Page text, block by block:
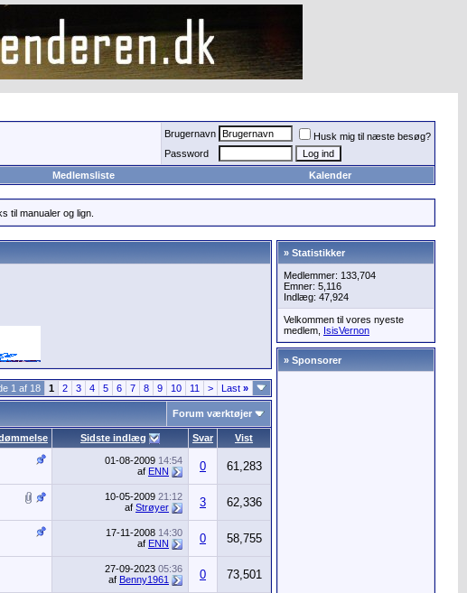
Brugernavn
Husk mig til næste besøg?
Password
Medlemsliste Kalender
til manualer og lign.
1 af 18 1 2 3 4 5 6 7 8 9 10 11 > Last »
Forum værktøjer
Sidste indlæg Svar Vist
01-08-2009 14:54
af ENN 0 61,283
10-05-2009 21:12
af Strøyer 3 62,336
17-11-2008 14:30
af ENN 0 58,755
27-09-2023 05:36
af Benny1961 0 73,501
» Statistikker
Medlemmer: 133,704
Emner: 5,116
Indlæg: 47,924
Velkommen til vores nyeste
medlem, IsisVernon
» Sponsorer